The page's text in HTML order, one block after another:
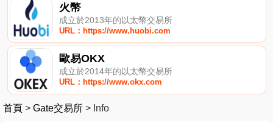
火幣
成立於2013年的以太幣交易所
URL：https://www.huobi.com
歐易OKX
成立於2014年的以太幣交易所
URL：https://www.okx.com
首頁 > Gate交易所 > Info